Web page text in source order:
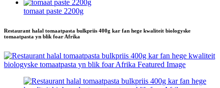
tomaat paste 2200g
Restaurant halal tomaatpasta bulkpriis 400g kar fan hege kwaliteit biologyske
tomaatpasta yn blik foar Afrika